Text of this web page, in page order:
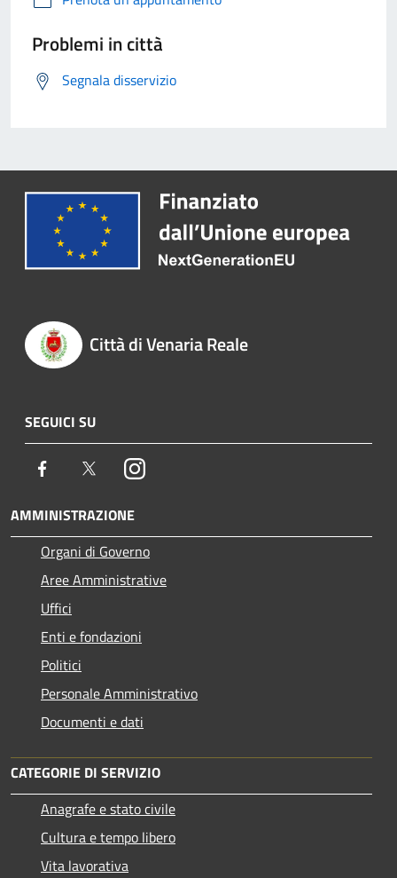
Problemi in città
Segnala disservizio
Città di Venaria Reale
SEGUICI SU
Facebook TwitterInstagram
AMMINISTRAZIONE
Organi di Governo
Aree Amministrative
Uffici
Enti e fondazioni
Politici
Personale Amministrativo
Documenti e dati
CATEGORIE DI SERVIZIO
Anagrafe e stato civile
Cultura e tempo libero
Vita lavorativa